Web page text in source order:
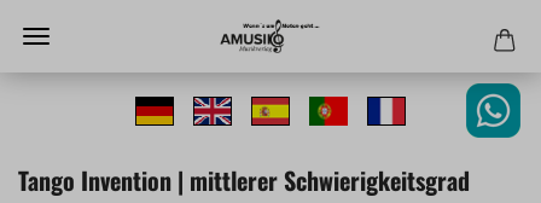
Tango Invention | mittlerer Schwierigkeitsgrad